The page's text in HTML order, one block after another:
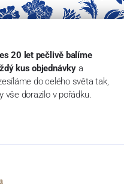
20 let pečlivě balíme
kus objednávky a
do celého světa tak,
vše dorazilo v pořádku.